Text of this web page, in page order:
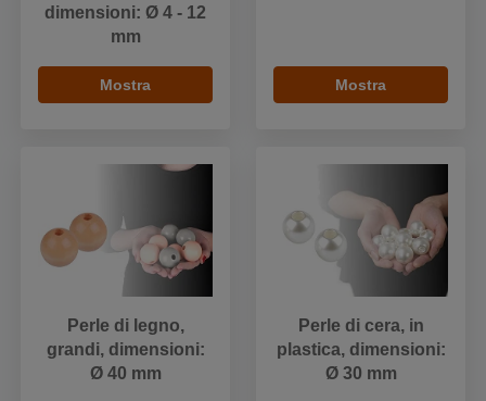
dimensioni: Ø 4 - 12
mm
Mostra Mostra
Perle di legno,
grandi, dimensioni:
Ø 40 mm
Perle di cera, in
plastica, dimensioni:
Ø 30 mm